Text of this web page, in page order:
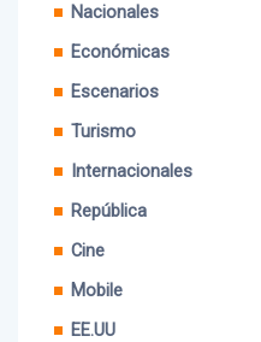
Nacionales
Económicas
Escenarios
Turismo
Internacionales
República
Cine
Mobile
EE.UU